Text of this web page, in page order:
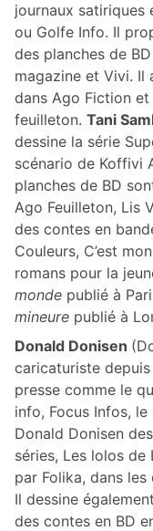
journaux satiriques
ou Golfe Info. Il
des planches de
magazine et Vivi. Il
dans Ago Fiction et
feuilleton. Tani
dessine la série
scénario de Koffivi
planches de BD
Ago Feuilleton, Lis
des contes en
Couleurs, C’est
romans pour la
monde publié à
mineure publié à
Donald Donisen
caricaturiste
presse comme le
info, Focus Infos, le
Donald Donisen
séries, Les lolos
par Folika, dans
Il dessine
des contes en BD